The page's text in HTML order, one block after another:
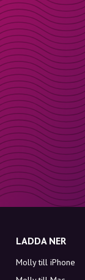
LADDA NER
Molly till iPhone